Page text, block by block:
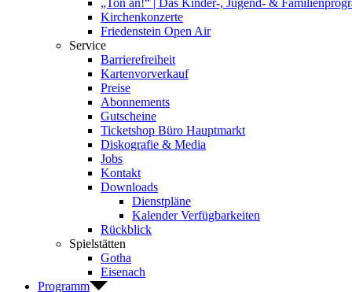
„Ton an!“ | Das Kinder-, Jugend- &
Kirchenkonzerte
Friedenstein Open Air
Service
Barrierefreiheit
Kartenvorverkauf
Preise
Abonnements
Gutscheine
Ticketshop Büro Hauptmarkt
Diskografie & Media
Jobs
Kontakt
Downloads
Dienstpläne
Kalender Verfügbarkeiten
Rückblick
Spielstätten
Gotha
Eisenach
Programm